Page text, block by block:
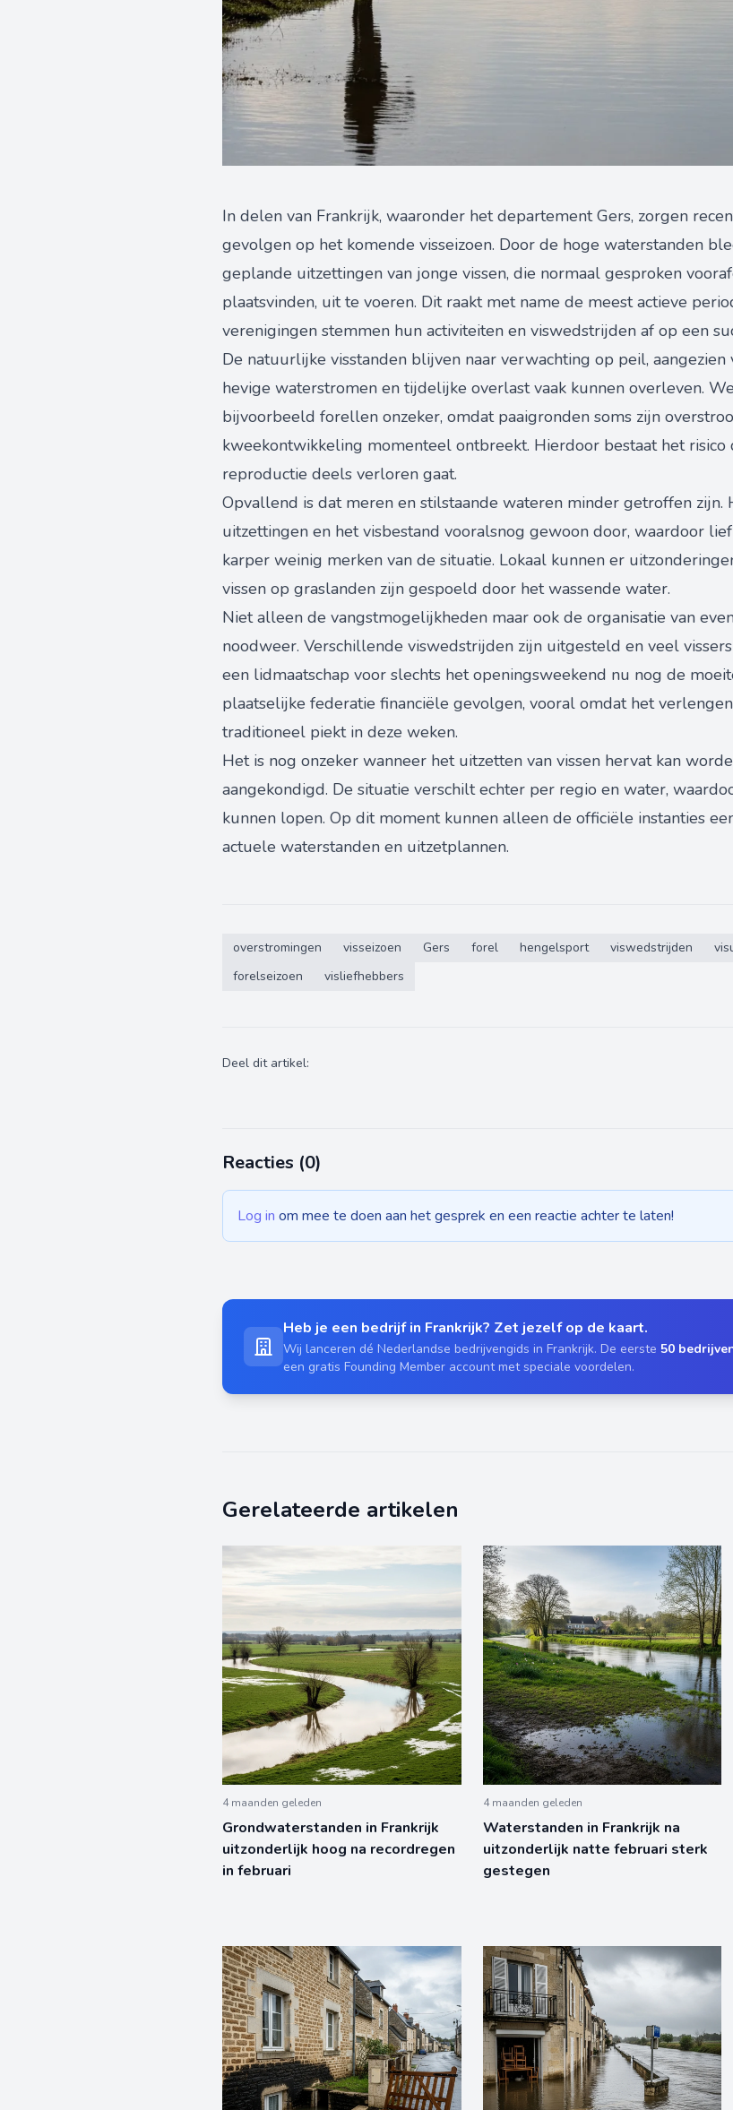
In delen van Frankrijk, waaronder het departement Gers, zorgen
gevolgen op het komende visseizoen. Door de hoge waterstanden
geplande uitzettingen van jonge vissen, die normaal gesproken
plaatsvinden, uit te voeren. Dit raakt met name de meest actieve
verenigingen stemmen hun activiteiten en viswedstrijden af op een
De natuurlijke visstanden blijven naar verwachting op peil, aangezien
hevige waterstromen en tijdelijke overlast vaak kunnen overleven.
bijvoorbeeld forellen onzeker, omdat paaigronden soms zijn
kweekontwikkeling momenteel ontbreekt. Hierdoor bestaat het risico
reproductie deels verloren gaat.
Opvallend is dat meren en stilstaande wateren minder getroffen zijn.
uitzettingen en het visbestand vooralsnog gewoon door, waardoor
karper weinig merken van de situatie. Lokaal kunnen er
vissen op graslanden zijn gespoeld door het wassende water.
Niet alleen de vangstmogelijkheden maar ook de organisatie van
noodweer. Verschillende viswedstrijden zijn uitgesteld en veel
een lidmaatschap voor slechts het openingsweekend nu nog de
plaatselijke federatie financiële gevolgen, vooral omdat het
traditioneel piekt in deze weken.
Het is nog onzeker wanneer het uitzetten van vissen hervat kan
aangekondigd. De situatie verschilt echter per regio en water,
kunnen lopen. Op dit moment kunnen alleen de officiële instanties
actuele waterstanden en uitzetplannen.
overstromingen visseizoen Gers forel hengelsport viswedstrijden
forelseizoen
visliefhebbers
Deel dit artikel:
Reacties (0)
Log in om mee te doen aan het gesprek en een reactie achter te laten!
Heb je een bedrijf in Frankrijk? Zet jezelf op de kaart.
Wij lanceren dé Nederlandse bedrijvengids in Frankrijk. De eerste 50
een gratis Founding Member account met speciale voordelen.
Gerelateerde artikelen
4 maanden geleden
Grondwaterstanden in Frankrijk
uitzonderlijk hoog na recordregen
in februari
4 maanden geleden
Waterstanden in Frankrijk na
uitzonderlijk natte februari sterk
gestegen